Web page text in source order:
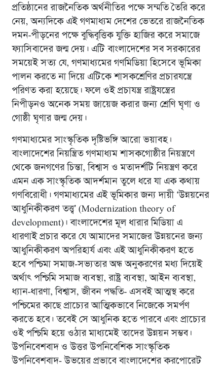
প্রতিষ্ঠানের রাজনৈতিক অর্থনীতির পক্ষে সম্মতি তৈরি করে
নেয়, অন্যদিকে এই গণমাধ্যম দেশের ভেতরে রাজনৈতিক
দমন-পীড়নের পক্ষে বুদ্ধিবৃত্তিক যুক্তি হাজির করে সমাজে
ফ্যাসিবাদের জন্ম দেয়। এটি বাংলাদেশের সব সরকারের
সময়েই সত্য যে, গণমাধ্যমের গণমিডিয়া হিসেবে ভূমিকা
পালন করতে না দিয়ে এটিকে শাসকশ্রেণির প্রচারযন্ত্রে
পরিণত করা হয়েছে। ফলে ওই প্রচাযন্ত্র রাষ্ট্রযন্ত্রের
নিপীড়নও অনেক সময় জায়েজ করার জন্য শ্রেণি ঘৃণা ও
গোষ্ঠী ঘৃণার জন্ম দেয়।
গণমাধ্যমের সাংস্কৃতিক দৃষ্টিভঙ্গি আরো ভয়াবহ।
বাংলাদেশের নিয়ন্ত্রিত গণমাধ্যম শাসকগোষ্ঠীর নিয়ন্ত্রণে
থেকে জনগণের চিন্তা, বিশ্বাস ও মতাদর্শটি নিয়ন্ত্রণ করে
এমন এক সাংস্কৃতিক আদর্শমান তুলে ধরে যা এক কথায়
গণবিরোধী। গণমাধ্যমের এই ভূমিকার জন্য দায়ী ‘উন্নয়নের
আধুনিকীকরণ তত্ত্ব’ (Modernization theory of
development)। বাংলাদেশের মূল ধারার মিডিয়া এ
ধারণাই প্রচার করে যে আমাদের সমাজের উন্নয়নের জন্য
আধুনিকীকরণ অপরিহার্য এবং এই আধুনিকীকরণ হতে
হবে পশ্চিমা সমাজ-সভ্যতার অন্ধ অনুকরণের মধ্য দিয়েই
অর্থাৎ পশ্চিমি সমাজ ব্যবস্থা, রাষ্ট্র ব্যবস্থা, আইন ব্যবস্থা,
ধ্যান-ধারণা, বিশ্বাস, জীবন পদ্ধতি- এসবই আত্মস্থ করে
পশ্চিমের কাছে প্রাচ্যের আত্মিকভাবে নিজেকে সমর্পণ
করতে হবে। তবেই সে আধুনিক হতে পারবে এবং প্রাচ্যের
ওই পশ্চিমি হয়ে ওঠার মাধ্যমেই তাদের উন্নয়ন সম্ভব।
উপনিবেশবাদ ও উত্তর উপনিবেশিক সাংস্কৃতিক
উপনিবেশবাদ- উভয়ের প্রভাবে বাংলাদেশের করপোরেট